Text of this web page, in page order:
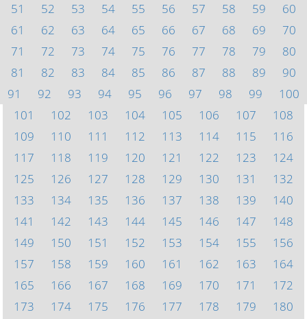
51
52 53 54 55 56 57 58 59
60
61
62 63 64 65 66 67 68 69
70
71
72 73 74 75 76 77 78 79
80
81
82 83 84 85 86 87 88 89
90
91
92 93 94 95 96 97 98 99
100
101
102 103 104 105 106 107
108
109
110 111 112 113 114 115
116
117
118 119 120 121 122 123
124
125
126 127 128 129 130 131
132
133
134 135 136 137 138 139
140
141
142 143 144 145 146 147
148
149
150 151 152 153 154 155
156
157
158 159 160 161 162 163
164
165
166 167 168 169 170 171
172
173
174 175 176 177 178 179
180